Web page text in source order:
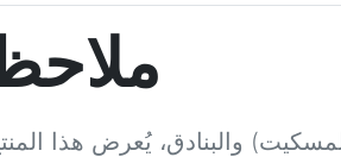
والبنادق، يُعرض هذا